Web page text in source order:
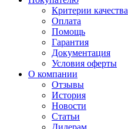
Критерии качества
Оплата
Помощь
Гарантия
Документация
Условия оферты
О компании
Отзывы
История
Новости
Статьи
Дилерам